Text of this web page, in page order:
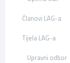
Članovi LAG-a
Tijela LAG-a
Upravni odbor